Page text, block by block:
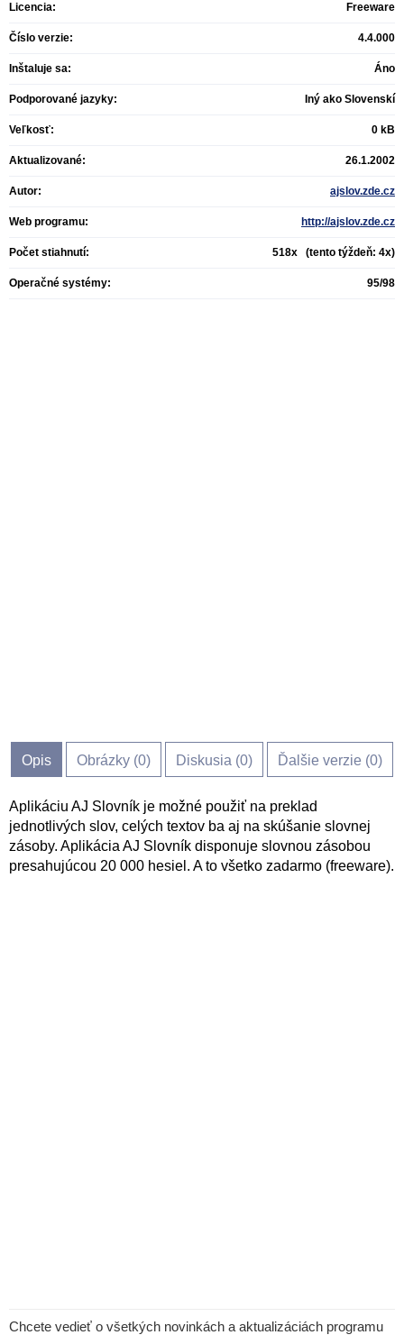
Licencia: Freeware
Číslo verzie: 4.4.000
Inštaluje sa: Áno
Podporované jazyky: Iný ako Slovenskí
Veľkosť: 0 kB
Aktualizované: 26.1.2002
Autor: ajslov.zde.cz
Web programu: http://ajslov.zde.cz
Počet stiahnutí: 518x (tento týždeň: 4x)
Operačné systémy: 95/98
Opis Obrázky (0) Diskusia (0) Ďalšie verzie (0)
Aplikáciu AJ Slovník je možné použiť na preklad
jednotlivých slov, celých textov ba aj na skúšanie slovnej
zásoby. Aplikácia AJ Slovník disponuje slovnou zásobou
presahujúcou 20 000 hesiel. A to všetko zadarmo (freeware).
Chcete vedieť o všetkých novinkách a aktualizáciách programu